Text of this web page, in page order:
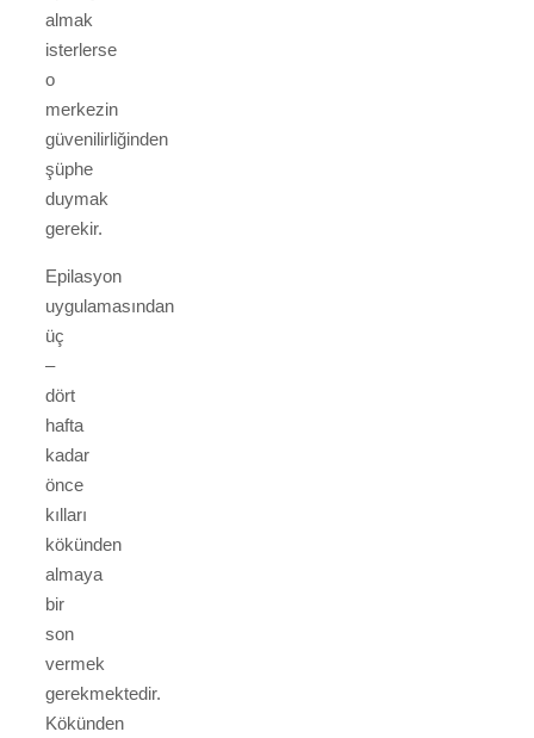
almak
isterlerse
o
merkezin
güvenilirliğinden
şüphe
duymak
gerekir.
Epilasyon
uygulamasından
üç
–
dört
hafta
kadar
önce
kılları
kökünden
almaya
bir
son
vermek
gerekmektedir.
Kökünden